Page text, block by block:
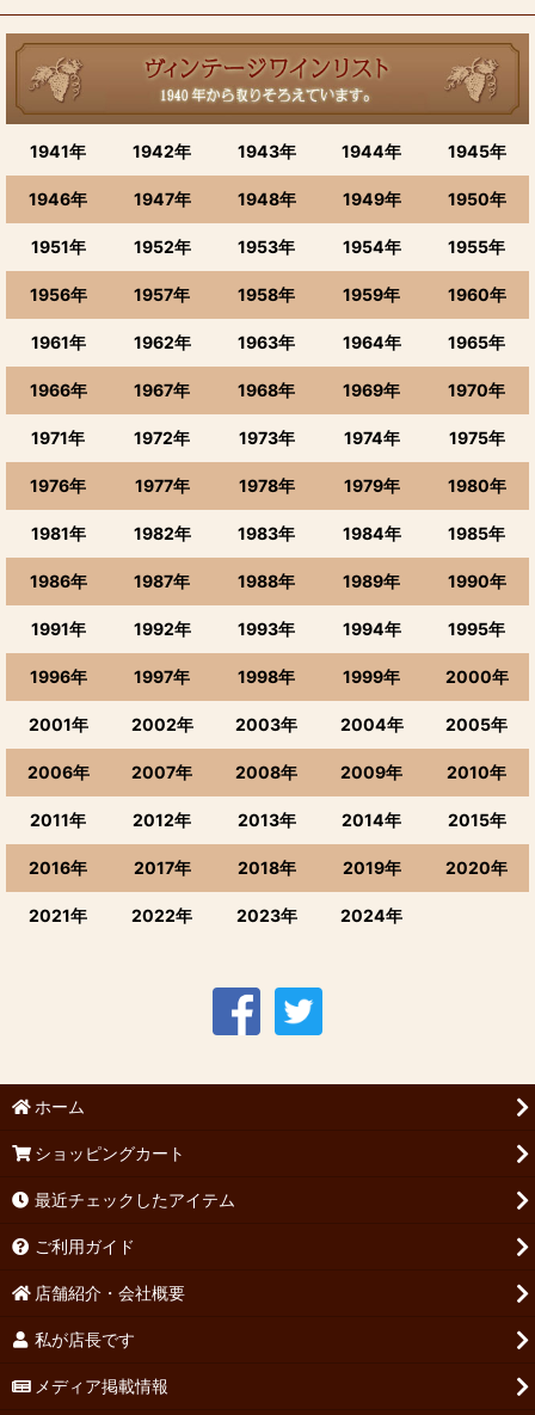
1941年 1942年 1943年 1944年 1945年
1946年 1947年 1948年 1949年 1950年
1951年 1952年 1953年 1954年 1955年
1956年 1957年 1958年 1959年 1960年
1961年 1962年 1963年 1964年 1965年
1966年 1967年 1968年 1969年 1970年
1971年 1972年 1973年 1974年 1975年
1976年 1977年 1978年 1979年 1980年
1981年 1982年 1983年 1984年 1985年
1986年 1987年 1988年 1989年 1990年
1991年 1992年 1993年 1994年 1995年
1996年 1997年 1998年 1999年 2000年
2001年 2002年 2003年 2004年 2005年
2006年 2007年 2008年 2009年 2010年
2011年 2012年 2013年 2014年 2015年
2016年 2017年 2018年 2019年 2020年
2021年 2022年 2023年 2024年
ホーム
ショッピングカート
最近チェックしたアイテム
ご利用ガイド
店舗紹介・会社概要
私が店長です
メディア掲載情報